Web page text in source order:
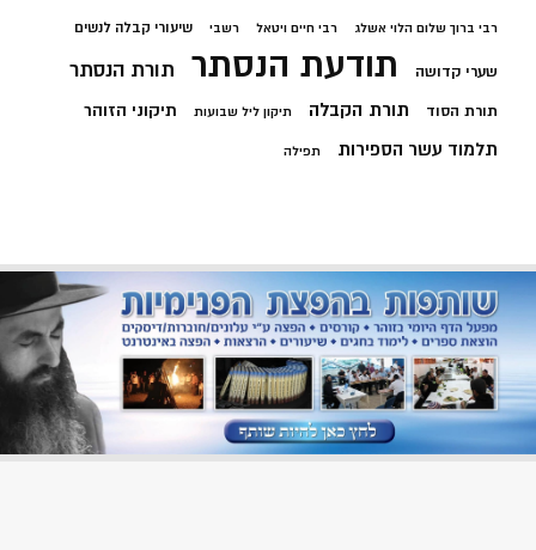
רבי ברוך שלום הלוי אשלג רבי חיים ויטאל רשבי שיעורי קבלה לנשים
שערי קדושה תודעת הנסתר תורת הנסתר
תורת הסוד תורת הקבלה תיקון ליל שבועות תיקוני הזוהר
תלמוד עשר הספירות תפילה